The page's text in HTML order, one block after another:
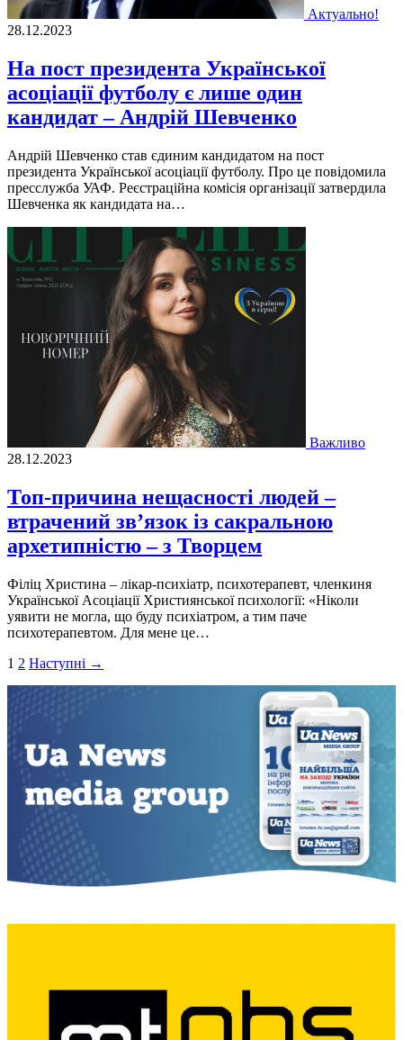
Актуально!
28.12.2023
На пост президента Української
асоціації футболу є лише один
кандидат – Андрій Шевченко
Андрій Шевченко став єдиним кандидатом на пост
президента Української асоціації футболу. Про це повідомила
пресслужба УАФ. Реєстраційна комісія організації затвердила
Шевченка як кандидата на…
Важливо
28.12.2023
Топ-причина нещаcності людей –
втрачений зв’язок із сакральною
архетипністю – з Творцем
Фiлiц Христина – лiкар-психiатр, психотерапевт, членкиня
Української Асоцiацiї Християнської психологiї: «Нiколи
уявити не могла, що буду психiатром, а тим паче
психотерапевтом. Для мене це…
Пагінація
записів
1 2 Наступні →